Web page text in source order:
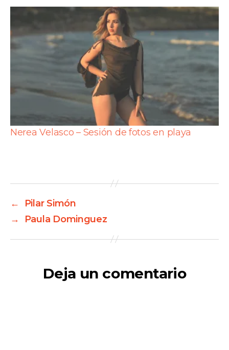
Nerea Velasco – Sesión de fotos en playa
←
Pilar Simón
→
Paula Dominguez
Deja un comentario